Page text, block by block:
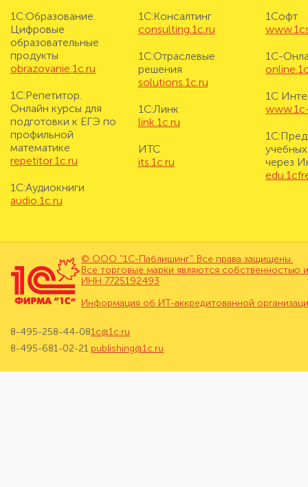
1С:Образование.
Цифровые
образовательные
продукты
obrazovanie.1c.ru
1С:Репетитор.
Онлайн курсы для
подготовки к ЕГЭ по
профильной
математике
repetitor.1c.ru
1С:Аудиокниги
audio.1c.ru
1С:Консалтинг
consulting.1c.ru
1С:Отраслевые
решения
solutions.1c.ru
1С:Линк
link.1c.ru
ИТС
its.1c.ru
1Софт
1С-
1С
через
© ООО "1С-Паблишинг". Все права защищены.
Все торговые марки являются собственностью
ИНН 7725192493
Информация об ИТ-аккредитованной
8-495-258-44-08
8-495-681-02-21
1c@1c.ru
publishing@1c.ru